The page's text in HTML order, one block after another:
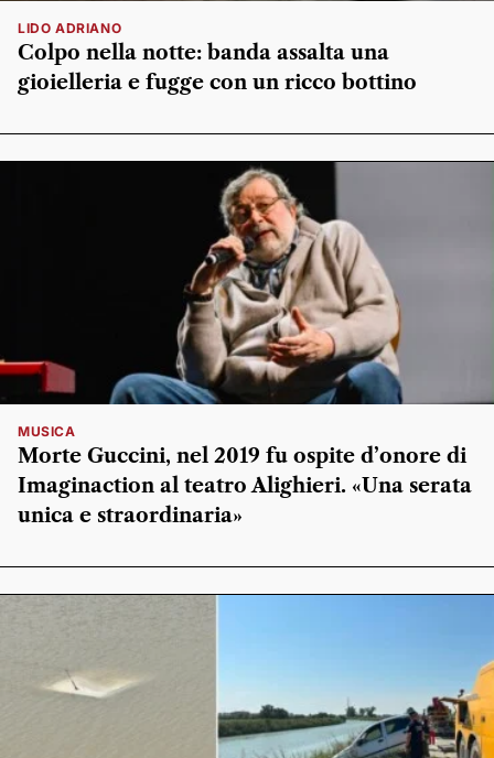
LIDO ADRIANO
Colpo nella notte: banda assalta una
gioielleria e fugge con un ricco bottino
MUSICA
Morte Guccini, nel 2019 fu ospite d’onore di
Imaginaction al teatro Alighieri. «Una serata
unica e straordinaria»